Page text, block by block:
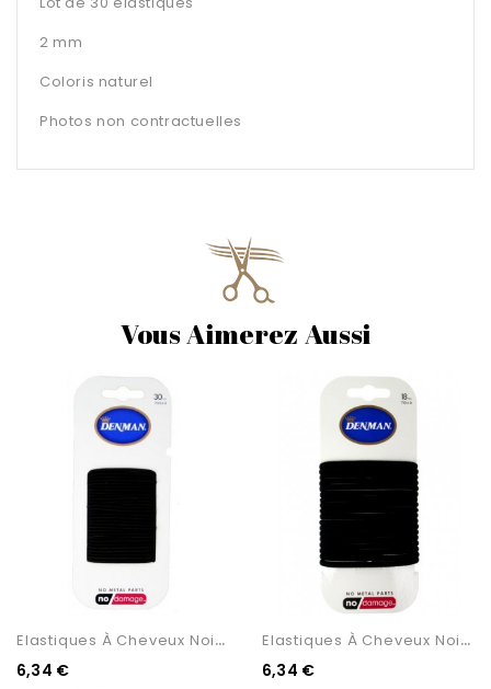
2 mm
Coloris naturel
Photos non contractuelles
Vous Aimerez Aussi
E
Lastiques À Cheveux Noir 2...
6,34 €
E
Lastiques À Cheveux Noirs...
6,34 €